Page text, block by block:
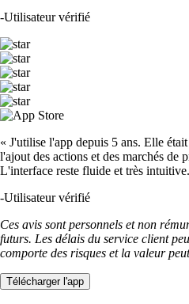
-Utilisateur vérifié
« J'utilise l'app depuis 5 ans. Elle
l'ajout des actions et des marchés de
L'interface reste fluide et très
-Utilisateur vérifié
Ces avis sont personnels et non
futurs. Les délais du service client
comporte des risques et la valeur
Télécharger l'app